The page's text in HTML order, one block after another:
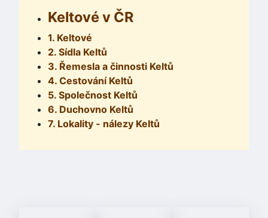
Keltové v ČR
1. Keltové
2. Sídla Keltů
3. Řemesla a činnosti Keltů
4. Cestování Keltů
5. Společnost Keltů
6. Duchovno Keltů
7. Lokality - nálezy Keltů